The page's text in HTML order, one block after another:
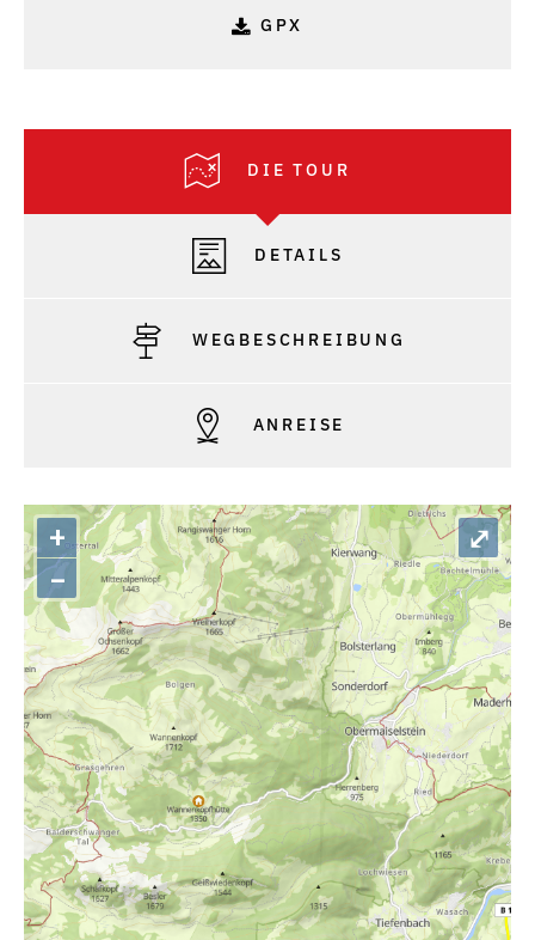
GPX
DIE TOUR
DETAILS
WEGBESCHREIBUNG
ANREISE
+
–
⤢